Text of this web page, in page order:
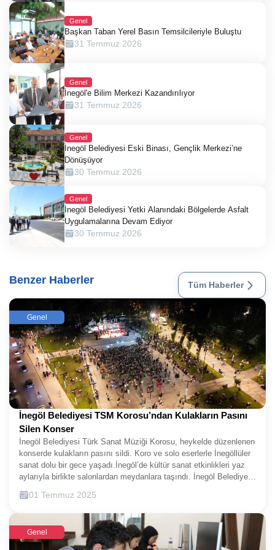
Genel
Başkan Taban Yerel Basın Temsilcileriyle Buluştu
31 Temmuz 2026
Genel
İnegöl'e Bilim Merkezi Kazandırılıyor
31 Temmuz 2026
Genel
İnegöl Belediyesi Eski Binası, Gençlik Merkezi’ne
Dönüşüyor
30 Temmuz 2026
Genel
İnegöl Belediyesi Yetki Alanındaki Bölgelerde Asfalt
Uygulamalarına Devam Ediyor
30 Temmuz 2026
Benzer Haberler Tüm Haberler
Genel
İnegöl Belediyesi TSM Korosu’ndan Kulakların Pasını
Silen Konser
İnegöl Belediyesi Türk Sanat Müziği Korosu, heykelde düzenlenen
konserde kulakların pasını sildi. Koro ve solo eserlerle İnegöllüler
sanat dolu bir gece yaşadı.İnegöl’de kültür sanat etkinlikleri yaz
aylarıyla birlikte salonlardan meydanlara taşındı. İnegöl Belediyesi
Türk Sanat Müziği Korosu, Pazartesi akşamı heykel önünde
düzenlenen konserde ilçe halkıyla buluştu. İnegöllüler, koronun
muhteşem performansıyla unutulmaz bir gece yaşadı.Şef Diler
Yalaza yönetimindeki İnegöl Belediyesi Türk Sanat Müziği Korosu,
21.00’da heykel önünde kurulan sahnede birbirinden güzel Türk
sanat müziği eserlerini seslendirildi. Koro ve solo şeklinde
01 Temmuz 2025
Genel